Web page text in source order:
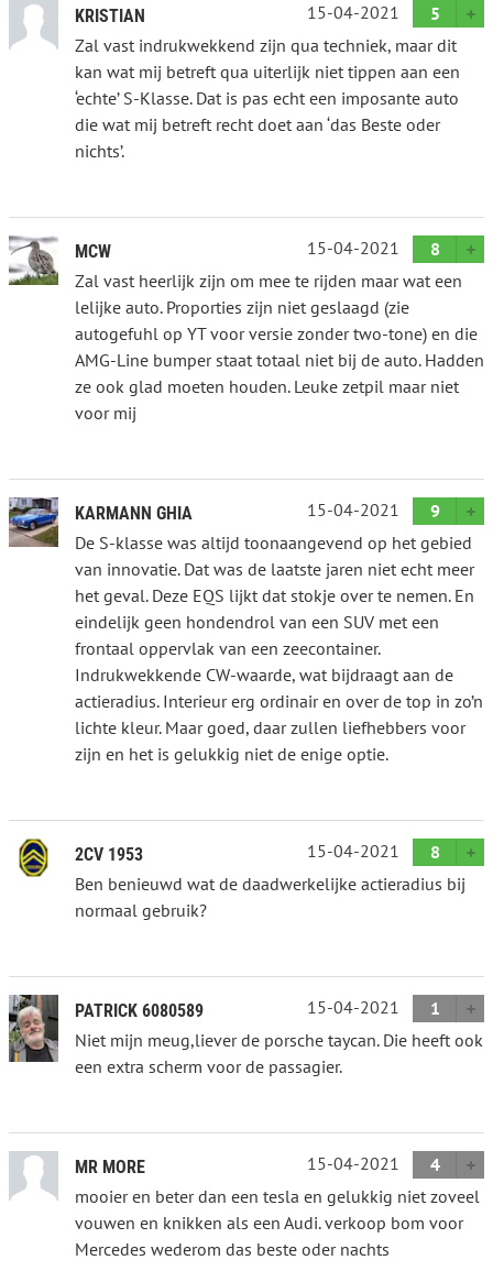
KRISTIAN 15-04-2021
5
Zal vast indrukwekkend zijn qua techniek, maar dit
kan wat mij betreft qua uiterlijk niet tippen aan een
‘echte’ S-Klasse. Dat is pas echt een imposante auto
die wat mij betreft recht doet aan ‘das Beste oder
nichts’.
MCW 15-04-2021
8
Zal vast heerlijk zijn om mee te rijden maar wat een
lelijke auto. Proporties zijn niet geslaagd (zie
autogefuhl op YT voor versie zonder two-tone) en die
AMG-Line bumper staat totaal niet bij de auto. Hadden
ze ook glad moeten houden. Leuke zetpil maar niet
voor mij
KARMANN GHIA 15-04-2021
9
De S-klasse was altijd toonaangevend op het gebied
van innovatie. Dat was de laatste jaren niet echt meer
het geval. Deze EQS lijkt dat stokje over te nemen. En
eindelijk geen hondendrol van een SUV met een
frontaal oppervlak van een zeecontainer.
Indrukwekkende CW-waarde, wat bijdraagt aan de
actieradius. Interieur erg ordinair en over de top in zo’n
lichte kleur. Maar goed, daar zullen liefhebbers voor
zijn en het is gelukkig niet de enige optie.
2CV 1953 15-04-2021
8
Ben benieuwd wat de daadwerkelijke actieradius bij
normaal gebruik?
PATRICK 6080589 15-04-2021
1
Niet mijn meug,liever de porsche taycan. Die heeft ook
een extra scherm voor de passagier.
MR MORE 15-04-2021
4
mooier en beter dan een tesla en gelukkig niet zoveel
vouwen en knikken als een Audi. verkoop bom voor
Mercedes wederom das beste oder nachts